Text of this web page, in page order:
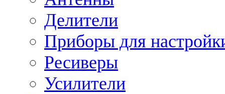
Делители
Приборы для
Ресиверы
Усилители